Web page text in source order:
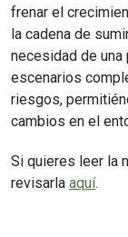
frenar el
la cadena de
necesidad de
escenarios
riesgos,
cambios en el
Si quieres leer la
revisarla aquí.